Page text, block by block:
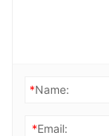
*Name:
*Email: